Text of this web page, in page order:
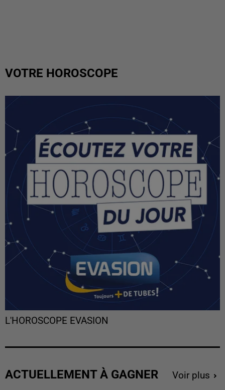
VOTRE HOROSCOPE
L'HOROSCOPE EVASION
ACTUELLEMENT À GAGNER Voir plus